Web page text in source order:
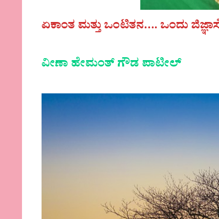
ಏಕಾಂತ ಮತ್ತು ಒಂಟಿತನ…. ಒಂದು
ವೀಣಾ ಹೇಮಂತ್ ಗೌಡ ಪಾಟೀಲ್